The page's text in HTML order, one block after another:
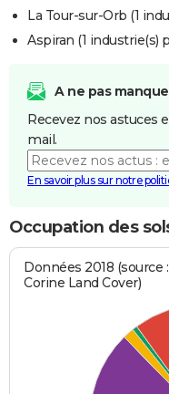
La Tour-sur-Orb (1
Aspiran (1 industrie(s)
A ne pas
Recevez nos astuces
mail.
En savoir plus sur notre
Occupation des
Données 2018
Corine Land Cover)